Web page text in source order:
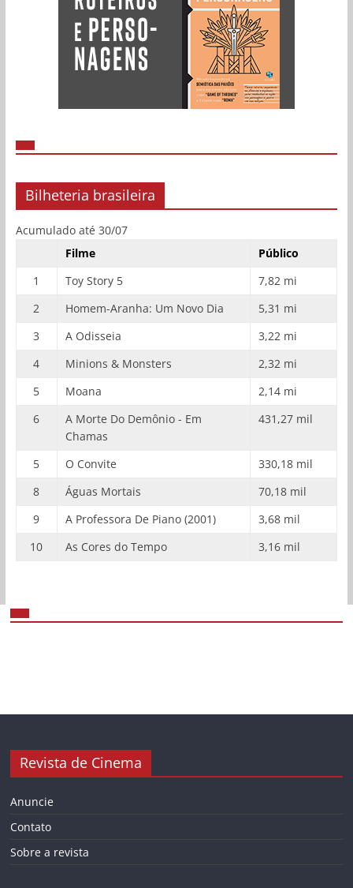
Bilheteria brasileira
Acumulado até 30/07
Filme
Público
1
Toy Story 5
7,82 mi
2
Homem-Aranha: Um Novo Dia
5,31 mi
3
A Odisseia
3,22 mi
4
Minions & Monsters
2,32 mi
5
Moana
2,14 mi
6
A Morte Do Demônio - Em
Chamas
431,27 mil
5 O Convite
330,18 mil
8
Águas Mortais
70,18 mil
9
A Professora De Piano (2001)
3,68 mil
10
As Cores do Tempo 3,16 mil
Revista de Cinema
Anuncie
Contato
Sobre a revista